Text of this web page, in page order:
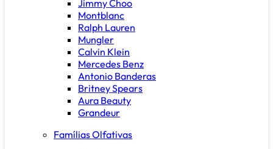
Jimmy Choo
Montblanc
Ralph Lauren
Mungler
Calvin Klein
Mercedes Benz
Antonio Banderas
Britney Spears
Aura Beauty
Grandeur
Famílias Olfativas